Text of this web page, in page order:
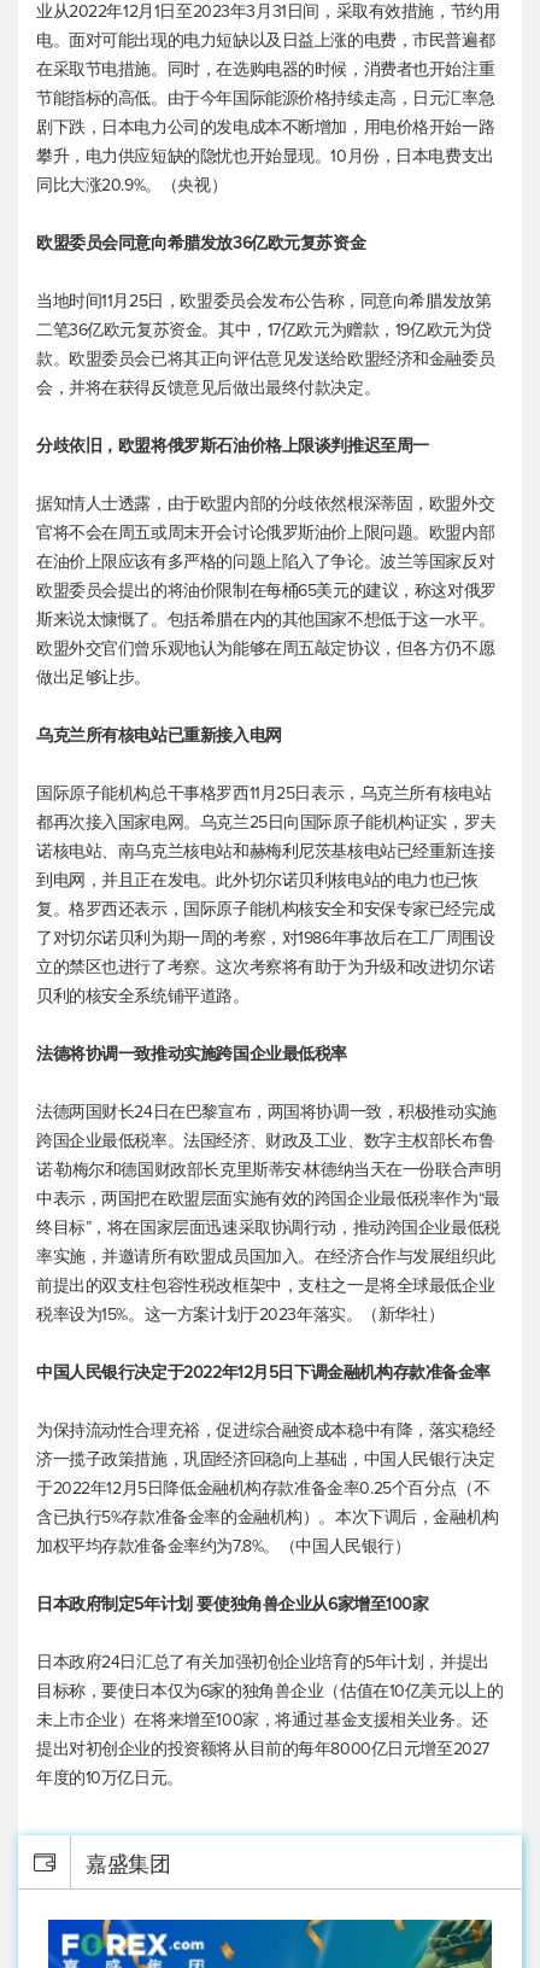
业从2022年12月1日至2023年3月31日间，采取有效措施，节约用
电。面对可能出现的电力短缺以及日益上涨的电费，市民普遍都
在采取节电措施。同时，在选购电器的时候，消费者也开始注重
节能指标的高低。由于今年国际能源价格持续走高，日元汇率急
剧下跌，日本电力公司的发电成本不断增加，用电价格开始一路
攀升，电力供应短缺的隐忧也开始显现。10月份，日本电费支出
同比大涨20.9%。（央视）
欧盟委员会同意向希腊发放36亿欧元复苏资金
当地时间11月25日，欧盟委员会发布公告称，同意向希腊发放第
二笔36亿欧元复苏资金。其中，17亿欧元为赠款，19亿欧元为贷
款。欧盟委员会已将其正向评估意见发送给欧盟经济和金融委员
会，并将在获得反馈意见后做出最终付款决定。
分歧依旧，欧盟将俄罗斯石油价格上限谈判推迟至周一
据知情人士透露，由于欧盟内部的分歧依然根深蒂固，欧盟外交
官将不会在周五或周末开会讨论俄罗斯油价上限问题。欧盟内部
在油价上限应该有多严格的问题上陷入了争论。波兰等国家反对
欧盟委员会提出的将油价限制在每桶65美元的建议，称这对俄罗
斯来说太慷慨了。包括希腊在内的其他国家不想低于这一水平。
欧盟外交官们曾乐观地认为能够在周五敲定协议，但各方仍不愿
做出足够让步。
乌克兰所有核电站已重新接入电网
国际原子能机构总干事格罗西11月25日表示，乌克兰所有核电站
都再次接入国家电网。乌克兰25日向国际原子能机构证实，罗夫
诺核电站、南乌克兰核电站和赫梅利尼茨基核电站已经重新连接
到电网，并且正在发电。此外切尔诺贝利核电站的电力也已恢
复。格罗西还表示，国际原子能机构核安全和安保专家已经完成
了对切尔诺贝利为期一周的考察，对1986年事故后在工厂周围设
立的禁区也进行了考察。这次考察将有助于为升级和改进切尔诺
贝利的核安全系统铺平道路。
法德将协调一致推动实施跨国企业最低税率
法德两国财长24日在巴黎宣布，两国将协调一致，积极推动实施
跨国企业最低税率。法国经济、财政及工业、数字主权部长布鲁
诺·勒梅尔和德国财政部长克里斯蒂安·林德纳当天在一份联合声明
中表示，两国把在欧盟层面实施有效的跨国企业最低税率作为“最
终目标”，将在国家层面迅速采取协调行动，推动跨国企业最低税
率实施，并邀请所有欧盟成员国加入。在经济合作与发展组织此
前提出的双支柱包容性税改框架中，支柱之一是将全球最低企业
税率设为15%。这一方案计划于2023年落实。（新华社）
中国人民银行决定于2022年12月5日下调金融机构存款准备金率
为保持流动性合理充裕，促进综合融资成本稳中有降，落实稳经
济一揽子政策措施，巩固经济回稳向上基础，中国人民银行决定
于2022年12月5日降低金融机构存款准备金率0.25个百分点（不
含已执行5%存款准备金率的金融机构）。本次下调后，金融机构
加权平均存款准备金率约为7.8%。（中国人民银行）
日本政府制定5年计划 要使独角兽企业从6家增至100家
日本政府24日汇总了有关加强初创企业培育的5年计划，并提出
目标称，要使日本仅为6家的独角兽企业（估值在10亿美元以上的
未上市企业）在将来增至100家，将通过基金支援相关业务。还
提出对初创企业的投资额将从目前的每年8000亿日元增至2027
年度的10万亿日元。
嘉盛集团